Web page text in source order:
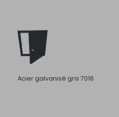
Acier galvanisé gris 7016